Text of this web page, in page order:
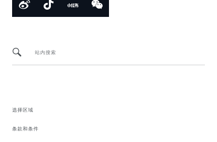
站内搜索
选择区域
条款和条件